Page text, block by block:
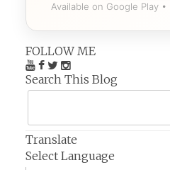
Available on Google Play
FOLLOW ME
Search This Blog
Translate
Select Language